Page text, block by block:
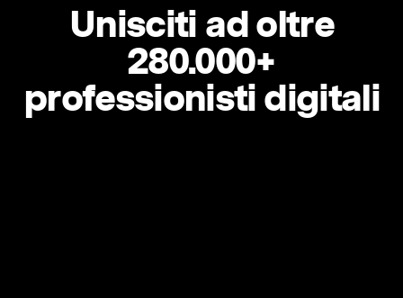
Unisciti ad oltre
280.000+
professionisti digitali